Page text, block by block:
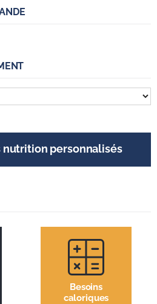
nutrition personnalisés
Besoins
caloriques